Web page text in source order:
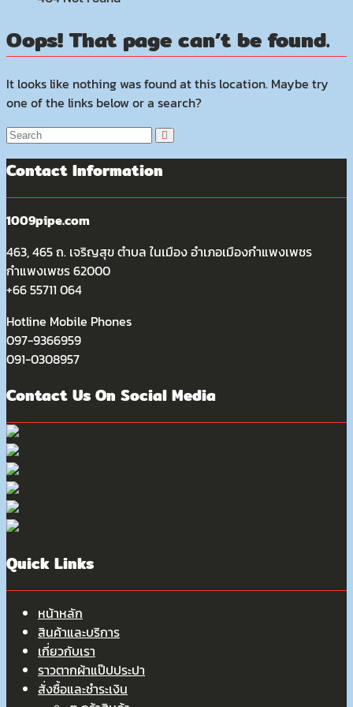
Oops! That page can’t be found.
It looks like nothing was found at this location. Maybe try
one of the links below or a search?
Contact Information
1009pipe.com
463, 465 ถ. เจริญสุข ตำบล ในเมือง อำเภอเมืองกำแพงเพชร
กำแพงเพชร 62000
+66 55711 064
Hotline Mobile Phones
097-9366959
091-0308957
Contact Us On Social Media
Quick Links
หน้าหลัก
สินค้าและบริการ
เกี่ยวกับเรา
ราวตากผ้าแป๊ปประปา
สั่งซื้อและชำระเงิน